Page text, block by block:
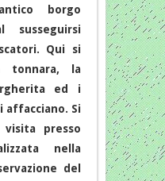
borgo
susseguirsi
Qui si
tonnara, la
ed i
affacciano. Si
presso
nella
del